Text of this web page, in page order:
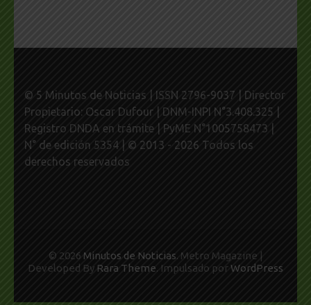
© 5 Minutos de Noticias | ISSN 2796-9037 | Director
Propietario: Oscar Dufour | DNM-INPI N°3.408.325 |
Registro DNDA en trámite | PyME N°1005758473 |
N° de edición 5354 | © 2013 - 2026 Todos los
derechos reservados
© 2026 Minutos de Noticias. Metro Magazine |
Developed By Rara Theme. Impulsado por WordPress